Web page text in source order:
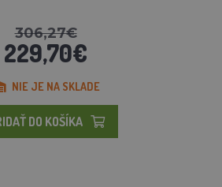
306,27€
229,70€
NIE JE NA SKLADE
DO KOŠÍKA